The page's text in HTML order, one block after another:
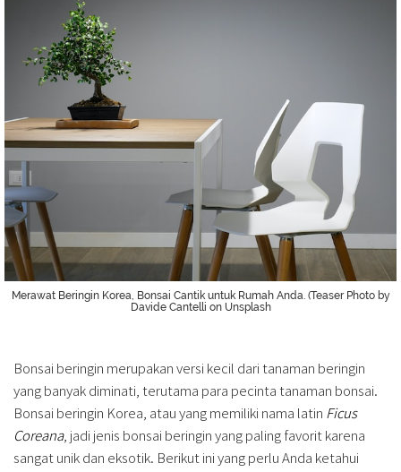
Merawat Beringin Korea, Bonsai Cantik untuk Rumah Anda. (Teaser Photo by
Davide Cantelli on Unsplash
Bonsai beringin merupakan versi kecil dari tanaman beringin
yang banyak diminati, terutama para pecinta tanaman bonsai.
Bonsai beringin Korea, atau yang memiliki nama latin Ficus
Coreana, jadi jenis bonsai beringin yang paling favorit karena
sangat unik dan eksotik. Berikut ini yang perlu Anda ketahui